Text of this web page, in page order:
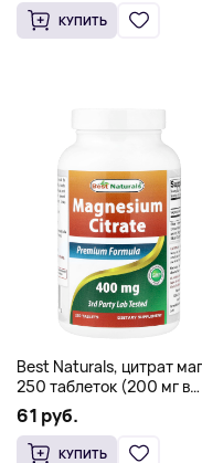
КУПИТЬ
Best Naturals, цитрат
250 таблеток (200 мг в
1 таблетке)
61 руб.
КУПИТЬ